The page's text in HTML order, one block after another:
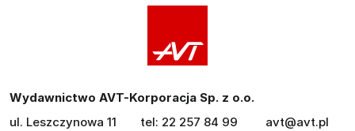
Wydawnictwo AVT-Korporacja Sp. z o.o.
ul. Leszczynowa 11
tel: 22 257 84 99
avt@avt.pl